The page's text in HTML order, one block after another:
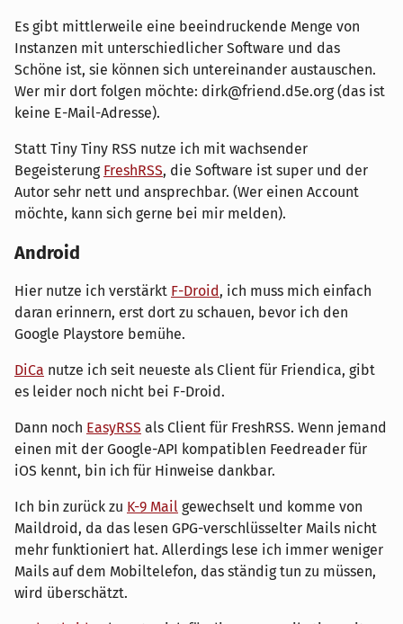
Es gibt mittlerweile eine beeindruckende Menge von
Instanzen mit unterschiedlicher Software und das
Schöne ist, sie können sich untereinander austauschen.
Wer mir dort folgen möchte: dirk@friend.d5e.org (das ist
keine E-Mail-Adresse).
Statt Tiny Tiny RSS nutze ich mit wachsender
Begeisterung FreshRSS, die Software ist super und der
Autor sehr nett und ansprechbar. (Wer einen Account
möchte, kann sich gerne bei mir melden).
Android
Hier nutze ich verstärkt F-Droid, ich muss mich einfach
daran erinnern, erst dort zu schauen, bevor ich den
Google Playstore bemühe.
DiCa nutze ich seit neueste als Client für Friendica, gibt
es leider noch nicht bei F-Droid.
Dann noch EasyRSS als Client für FreshRSS. Wenn jemand
einen mit der Google-API kompatiblen Feedreader für
iOS kennt, bin ich für Hinweise dankbar.
Ich bin zurück zu K-9 Mail gewechselt und komme von
Maildroid, da das lesen GPG-verschlüsselter Mails nicht
mehr funktioniert hat. Allerdings lese ich immer weniger
Mails auf dem Mobiltelefon, das ständig tun zu müssen,
wird überschätzt.